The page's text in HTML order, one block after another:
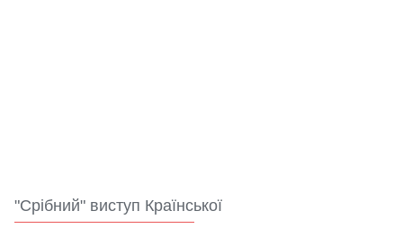
"Срібний" виступ Країнської